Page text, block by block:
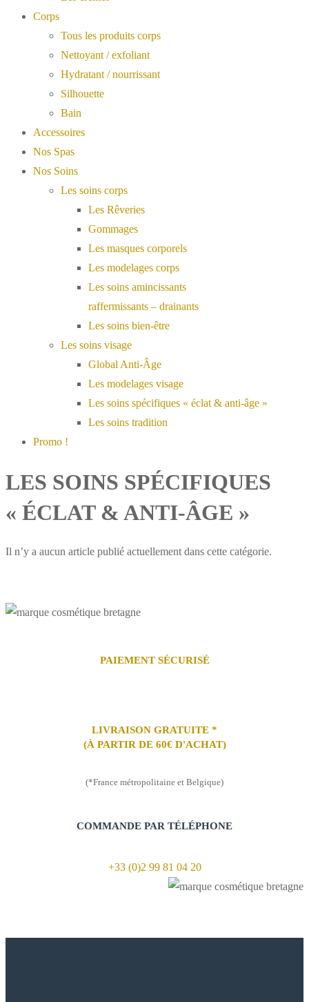
Corps
Tous les produits corps
Nettoyant / exfoliant
Hydratant / nourrissant
Silhouette
Bain
Accessoires
Nos Spas
Nos Soins
Les soins corps
Les Rêveries
Gommages
Les masques corporels
Les modelages corps
Les soins amincissants
raffermissants – drainants
Les soins bien-être
Les soins visage
Global Anti-Âge
Les modelages visage
Les soins spécifiques « éclat & anti-âge »
Les soins tradition
Promo !
LES SOINS SPÉCIFIQUES
« ÉCLAT & ANTI-ÂGE »
Il n’y a aucun article publié actuellement dans cette catégorie.
PAIEMENT SÉCURISÉ
LIVRAISON GRATUITE *
(À PARTIR DE 60€ D'ACHAT)
(*France métropolitaine et Belgique)
COMMANDE PAR TÉLÉPHONE
+33 (0)2 99 81 04 20